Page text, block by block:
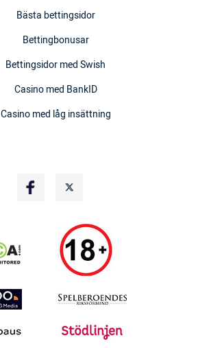
Bästa bettingsidor
Bettingbonusar
Bettingsidor med Swish
Casino med BankID
Casino med låg insättning